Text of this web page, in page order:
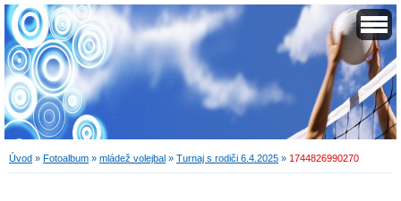
Úvod » Fotoalbum » mládež volejbal » Turnaj s rodiči 6.4.2025 » 1744826990270